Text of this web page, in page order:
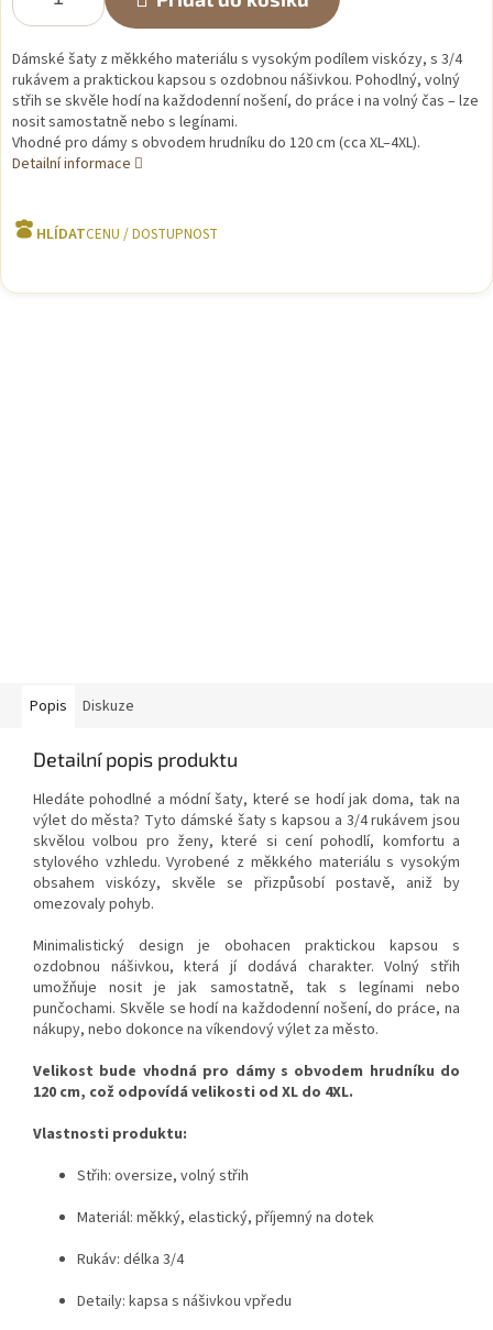
Dámské šaty z měkkého materiálu s vysokým podílem viskózy, s 3/4
rukávem a praktickou kapsou s ozdobnou nášivkou. Pohodlný, volný
střih se skvěle hodí na každodenní nošení, do práce i na volný čas – lze
nosit samostatně nebo s legínami.
Vhodné pro dámy s obvodem hrudníku do 120 cm (cca XL–4XL).
Detailní informace
HLÍDAT
Popis Diskuze
Detailní popis produktu
Hledáte pohodlné a módní šaty, které se hodí jak doma, tak na
výlet do města? Tyto dámské šaty s kapsou a 3/4 rukávem jsou
skvělou volbou pro ženy, které si cení pohodlí, komfortu a
stylového vzhledu. Vyrobené z měkkého materiálu s vysokým
obsahem viskózy, skvěle se přizpůsobí postavě, aniž by
omezovaly pohyb.
Minimalistický design je obohacen praktickou kapsou s
ozdobnou nášivkou, která jí dodává charakter. Volný střih
umožňuje nosit je jak samostatně, tak s legínami nebo
punčochami. Skvěle se hodí na každodenní nošení, do práce, na
nákupy, nebo dokonce na víkendový výlet za město.
Velikost bude vhodná pro dámy s obvodem hrudníku do
120 cm, což odpovídá velikosti od XL do 4XL.
Vlastnosti produktu:
Střih: oversize, volný střih
Materiál: měkký, elastický, příjemný na dotek
Rukáv: délka 3/4
Detaily: kapsa s nášivkou vpředu